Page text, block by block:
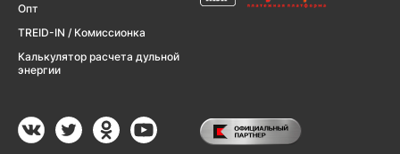
Опт
TREID-IN / Комиссионка
Калькулятор расчета дульной
энергии